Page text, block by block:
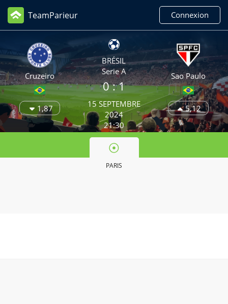
TeamParieur Connexion
Cruzeiro
1,87
BRÉSIL
Serie A
0 :1
15 SEPTEMBRE
2024
21:30
Sao Paulo
5,12
PARIS